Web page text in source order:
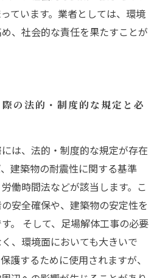
ています。業者としては、環境
、社会的な責任を果たすことが
の法的・制度的な規定と必
は、法的・制度的な規定が存在
建築物の耐震性に関する基準
働時間法などが該当します。こ
安全確保や、建築物の安定性を
。 そして、足場解体工事の必要
、環境面においても大きいで
護するために使用されますが、